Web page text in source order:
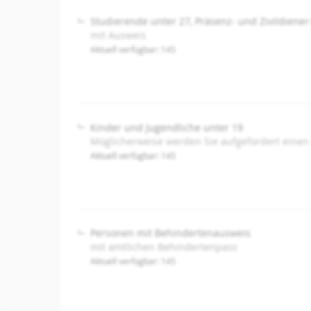
Studierende unter 27, Präsenz- und
mit Ausweis
Aktuell verfügbar: 145
Kinder und Jugendliche unter 19
Möglicherweise werden Sie aufgefordert einen
Aktuell verfügbar: 145
Personen mit Behindertenausweis
mit amtlichen Behindertenpass
Aktuell verfügbar: 145